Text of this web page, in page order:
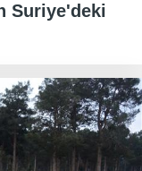
Suriye'deki